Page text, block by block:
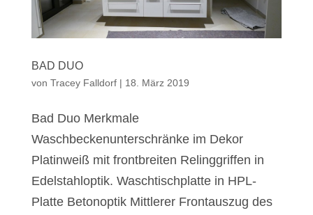
BAD DUO
von Tracey Falldorf| 18. März 2019
Bad Duo Merkmale
Waschbeckenunterschränke im Dekor
Platinweiß mit frontbreiten Relinggriffen in
Edelstahloptik. Waschtischplatte in HPL-
Platte Betonoptik Mittlerer Frontauszug des